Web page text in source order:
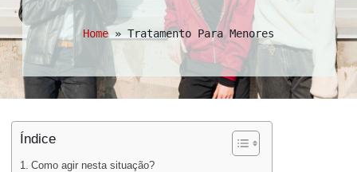
Home» Tratamento Para Menores
Índice
Como agir nesta situação?